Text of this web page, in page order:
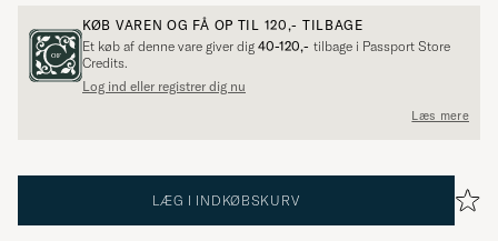
KØB VAREN OG FÅ OP TIL 120,- TILBAGE
Et køb af denne vare giver dig 40-120,- tilbage i Passport Store
Credits.
Log ind eller registrer dig nu
Læs mere
LÆG I INDKØBSKURV